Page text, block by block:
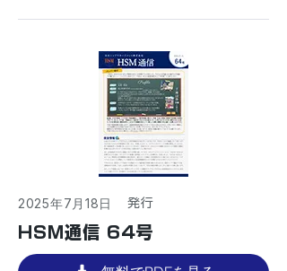
2025年7月18日 ​発行
HSM通信 64号